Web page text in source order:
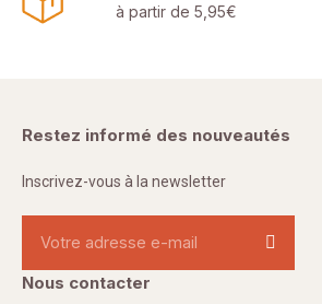
à partir de 5,95€
Restez informé des nouveautés
Inscrivez-vous à la newsletter
Nous contacter